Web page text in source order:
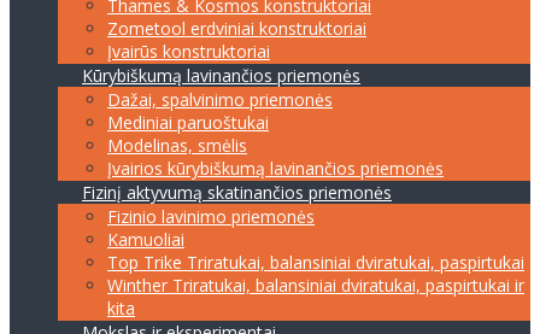
Thames & Kosmos konstruktoriai
Zometool erdviniai konstruktoriai
Įvairūs konstruktoriai
Kūrybiškumą lavinančios priemonės
Dažai, spalvinimo priemonės
Mediniai paruoštukai
Modelinas, smėlis
Įvairios kūrybiškumą lavinančios priemonės
Fizinį aktyvumą skatinančios priemonės
Fizinio lavinimo priemonės
Kamuoliai
Top Trike Triratukai, balansiniai dviratukai, paspirtukai
Winther Triratukai, balansiniai dviratukai, paspirtukai ir
kita